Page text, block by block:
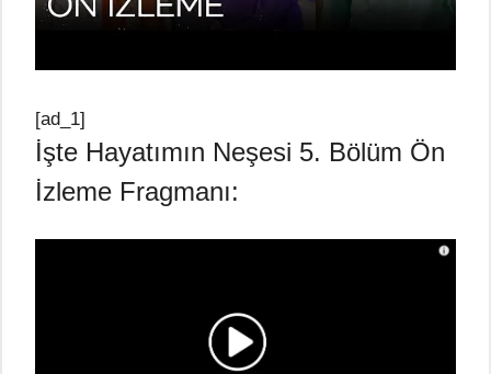
[ad_1]
İşte Hayatımın Neşesi 5. Bölüm Ön
İzleme Fragmanı: